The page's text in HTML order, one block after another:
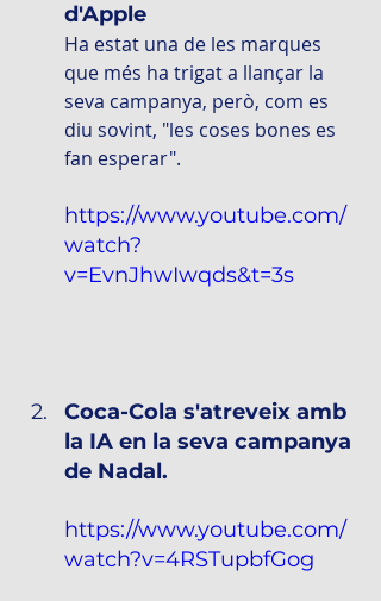
d'Apple
Ha estat una de les marques
que més ha trigat a llançar la
seva campanya, però, com es
diu sovint, "les coses bones es
fan esperar".
https://www.youtube.com/
watch?
v=EvnJhwIwqds&t=3s
Coca-Cola s'atreveix amb
la IA en la seva campanya
de Nadal.
https://www.youtube.com/
watch?v=4RSTupbfGog